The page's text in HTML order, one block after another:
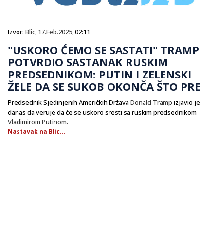
Izvor: Blic, 17.Feb.2025, 02:11
"USKORO ĆEMO SE SASTATI" TRAMP
POTVRDIO SASTANAK RUSKIM
PREDSEDNIKOM: PUTIN I ZELENSKI
ŽELE DA SE SUKOB OKONČA ŠTO PRE
Predsednik Sjedinjenih Američkih Država Donald Tramp izjavio je
danas da veruje da će se uskoro sresti sa ruskim predsednikom
Vladimirom Putinom.
Nastavak na Blic...